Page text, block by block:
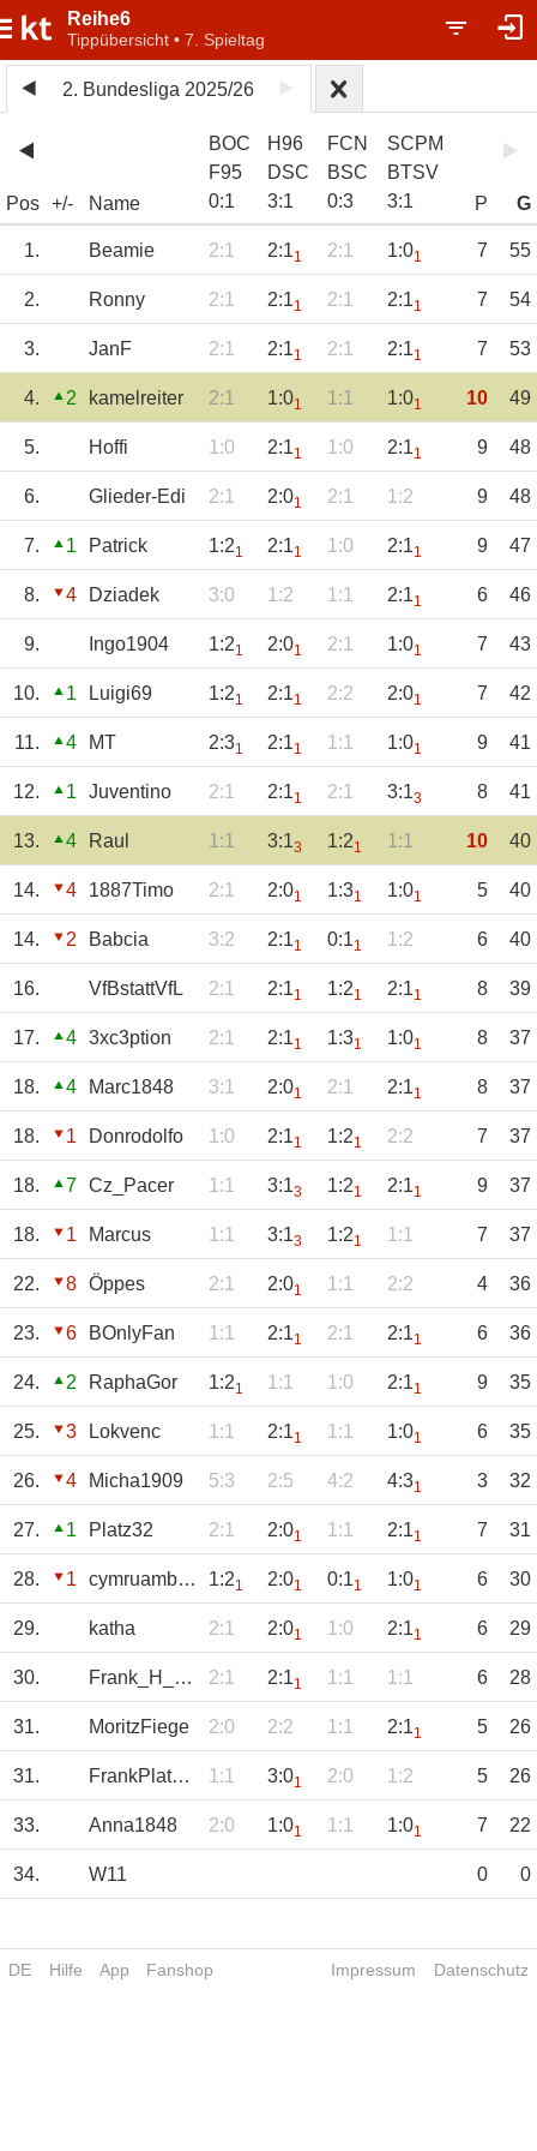
Reihe6
Tippübersicht • 7. Spieltag
2. Bundesliga 2025/26
Pos +/- Name
BOC
F95
0:1
H96
DSC
3:1
FCN
BSC
0:3
SCPM
BTSV
3:1 P G
1. Beamie 2:1 2:11 2:1 1:01 7 55
2. Ronny 2:1 2:11 2:1 2:11 7 54
3. JanF 2:1 2:11 2:1 2:11 7 53
4. 2 kamelreiter 2:1 1:01 1:1 1:01 10 49
5. Hoffi 1:0 2:11 1:0 2:11 9 48
6. Glieder-Edi 2:1 2:01 2:1 1:2 9 48
7. 1 Patrick 1:21 2:11 1:0 2:11 9 47
8. 4 Dziadek 3:0 1:2 1:1 2:11 6 46
9. Ingo1904 1:21 2:01 2:1 1:01 7 43
10. 1 Luigi69 1:21 2:11 2:2 2:01 7 42
11. 4 MT 2:31 2:11 1:1 1:01 9 41
12. 1 Juventino 2:1 2:11 2:1 3:13 8 41
13. 4 Raul 1:1 3:13 1:21 1:1 10 40
14. 4 1887Timo 2:1 2:01 1:31 1:01 5 40
14. 2 Babcia 3:2 2:11 0:11 1:2 6 40
16. VfBstattVfL 2:1 2:11 1:21 2:11 8 39
17. 4 3xc3ption 2:1 2:11 1:31 1:01 8 37
18. 4 Marc1848 3:1 2:01 2:1 2:11 8 37
18. 1 Donrodolfo 1:0 2:11 1:21 2:2 7 37
18. 7 Cz_Pacer 1:1 3:13 1:21 2:11 9 37
18. 1 Marcus 1:1 3:13 1:21 1:1 7 37
22. 8 Öppes 2:1 2:01 1:1 2:2 4 36
23. 6 BOnlyFan 1:1 2:11 2:1 2:11 6 36
24. 2 RaphaGor 1:21 1:1 1:0 2:11 9 35
25. 3 Lokvenc 1:1 2:11 1:1 1:01 6 35
26. 4 Micha1909 5:3 2:5 4:2 4:31 3 32
27. 1 Platz32 2:1 2:01 1:1 2:11 7 31
28. 1 cymruambyth 1:21 2:01 0:11 1:01 6 30
29. katha 2:1 2:01 1:0 2:11 6 29
30. Frank_H_aus_BO 2:1 2:11 1:1 1:1 6 28
31. MoritzFiege 2:0 2:2 1:1 2:11 5 26
31. FrankPlatz29 1:1 3:01 2:0 1:2 5 26
33. Anna1848 2:0 1:01 1:1 1:01 7 22
34. W11 0 0
DE Hilfe App Fanshop Impressum Datenschutz